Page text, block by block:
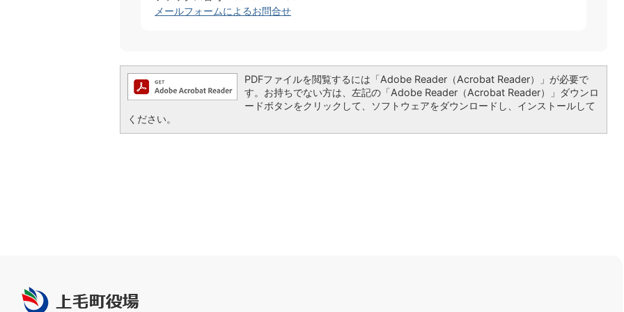
メールフォームによるお問合せ
PDFファイルを閲覧するには「Adobe Reader（Acrobat Reader）」が必要で
す。お持ちでない方は、左記の「Adobe Reader（Acrobat Reader）」ダウンロ
ードボタンをクリックして、ソフトウェアをダウンロードし、インストールして
ください。
上